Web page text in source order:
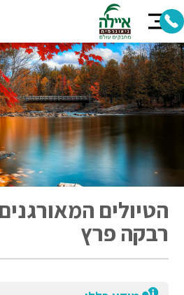
הטיולים
רבקה פרץ